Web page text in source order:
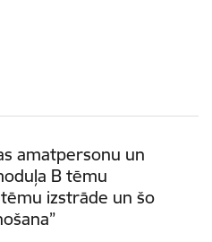
amatpersonu un
B tēmu
izstrāde un šo